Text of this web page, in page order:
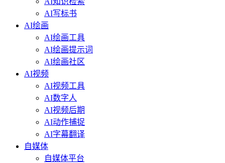
AI写标书
AI绘画
AI绘画工具
AI绘画提示词
AI绘画社区
AI视频
AI视频工具
AI数字人
AI视频后期
AI动作捕捉
AI字幕翻译
自媒体
自媒体平台